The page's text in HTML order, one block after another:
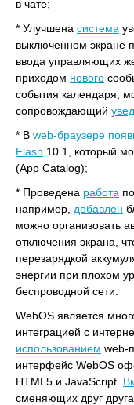
в чате;
* Улучшена система
выключенном экране
ввода управляющих
приходом нового
события календаря,
сопровождающий
* В web-браузере
Flash 10.1, который
(App Catalog);
* Проведена работа по
например, добавлен
можно организовать
отключения экрана,
перезарядкой
энергии при плохом
беспроводной сети.
WebOS является
интеграцией с
использованием web-
интерфейс WebOS
HTML5 и JavaScript.
сменяющих друг